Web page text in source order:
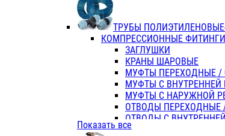
Отвертки
Хоз. инвентарь
ЭЛ. ИНСТРУМЕНТ OASIS
ТРУБЫ
КОМПРЕССИОННЫЕ ФИТИНГИ
ЗАГЛУШКИ
КРАНЫ ШАРОВЫЕ
МУФТЫ ПЕРЕХОДНЫЕ /
МУФТЫ С ВНУТРЕННЕЙ
МУФТЫ С НАРУЖНОЙ
ОТВОДЫ ПЕРЕХОДНЫЕ
ОТВОДЫ С
ОТВОДЫ С НАРУЖНОЙ
Показать все